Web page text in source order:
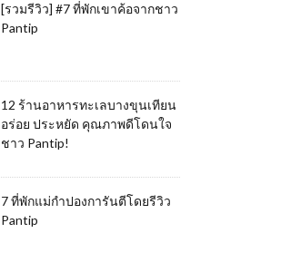
[รวมรีวิว] #7 ที่พักเขาค้อจากชาว
Pantip
12 ร้านอาหารทะเลบางขุนเทียน
อร่อย ประหยัด คุณภาพดีโดนใจ
ชาว Pantip!
7 ที่พักแม่กำปองการันตีโดยรีวิว
Pantip